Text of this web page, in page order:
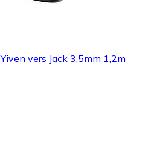
vers Jack 3,5mm 1,2m